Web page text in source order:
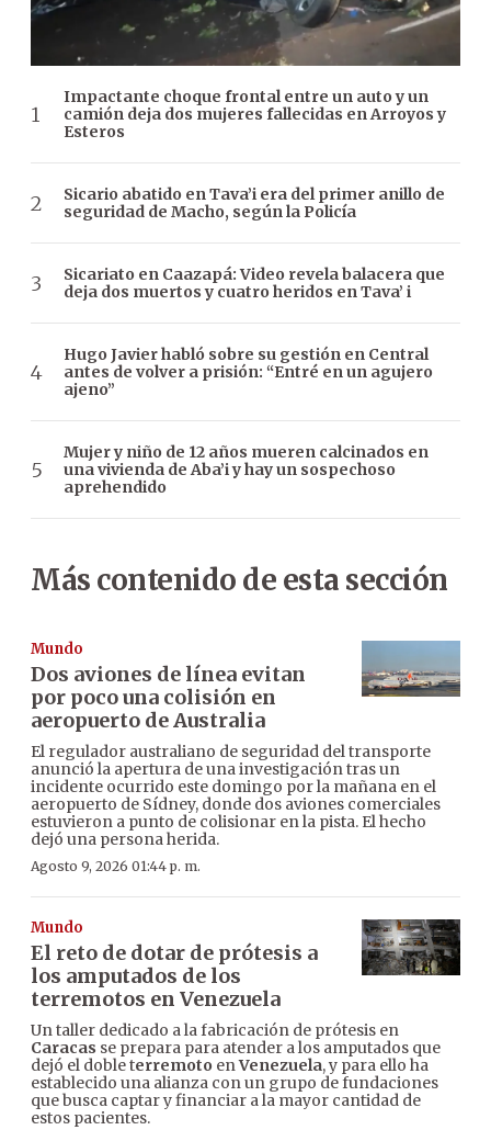
Impactante choque frontal entre un auto y un
camión deja dos mujeres fallecidas en Arroyos y
Esteros
Sicario abatido en Tava’i era del primer anillo de
seguridad de Macho, según la Policía
Sicariato en Caazapá: Video revela balacera que
deja dos muertos y cuatro heridos en Tava’ i
Hugo Javier habló sobre su gestión en Central
antes de volver a prisión: “Entré en un agujero
ajeno”
Mujer y niño de 12 años mueren calcinados en
una vivienda de Aba’i y hay un sospechoso
aprehendido
Más contenido de esta sección
Mundo
Dos aviones de línea evitan
por poco una colisión en
aeropuerto de Australia
El regulador australiano de seguridad del transporte
anunció la apertura de una investigación tras un
incidente ocurrido este domingo por la mañana en el
aeropuerto de Sídney, donde dos aviones comerciales
estuvieron a punto de colisionar en la pista. El hecho
dejó una persona herida.
Agosto 9, 2026 01:44 p. m.
Mundo
El reto de dotar de prótesis a
los amputados de los
terremotos en Venezuela
Un taller dedicado a la fabricación de prótesis en
Caracas se prepara para atender a los amputados que
dejó el doble terremoto enVenezuela, y para ello ha
establecido una alianza con un grupo de fundaciones
que busca captar y financiar a la mayor cantidad de
estos pacientes.